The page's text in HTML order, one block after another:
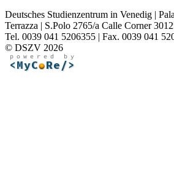
Deutsches Studienzentrum in Venedig |
Terrazza | S.Polo 2765/a Calle Corner
Tel. 0039 041 5206355 | Fax. 0039 041
© DSZV 2026